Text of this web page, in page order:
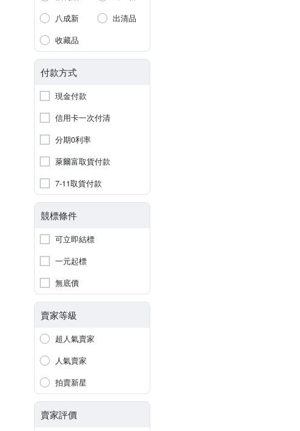
八成新
出清品
收藏品
付款方式
現金付款
信用卡一次付清
分期0利率
萊爾富取貨付款
7-11取貨付款
競標條件
可立即結標
一元起標
無底價
賣家等級
超人氣賣家
人氣賣家
拍賣新星
賣家評價